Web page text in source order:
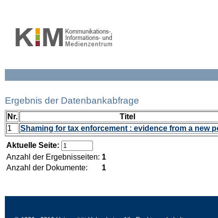
Ergebnis der Datenbankabfrage
Nr. Titel
1
Shaming for tax enforcement : evidence from a new
Aktuelle Seite:
Anzahl der Ergebnisseiten: 1
Anzahl der Dokumente:
1